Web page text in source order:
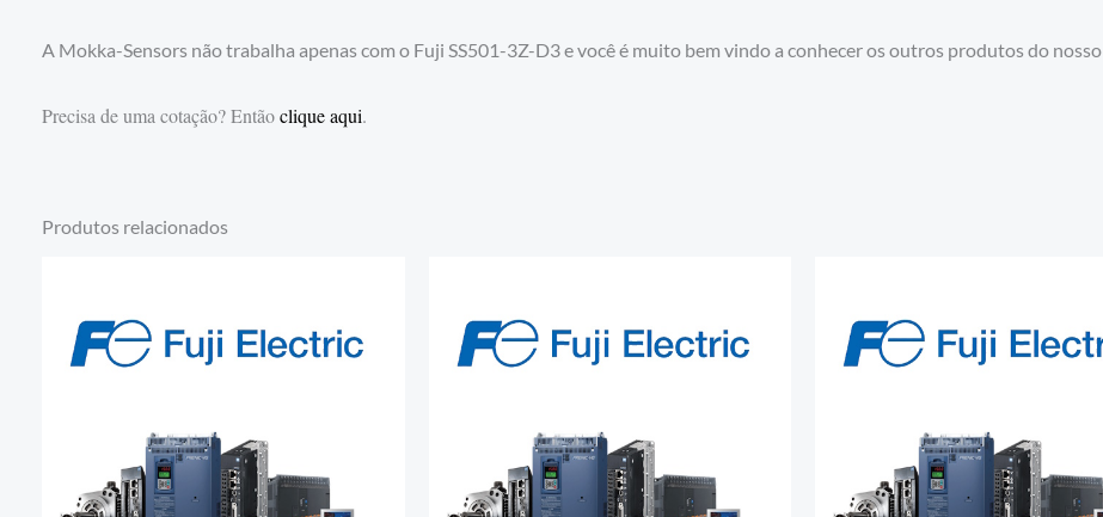
A Mokka-Sensors não trabalha apenas com o Fuji SS501-3Z-D3 e você é muito bem vindo a conhecer os outros produtos do nosso
Precisa de uma cotação? Entãoclique aqui.
Produtos relacionados